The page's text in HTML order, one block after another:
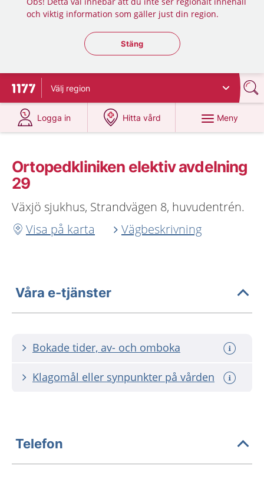
och viktig information som gäller just din region.
Stäng regionsväljaren
Stäng
Till startsidan för 1177
Välj region
Logga in
på 1177.se
Hitta vård
på 1177.se
Meny
Ortopedkliniken elektiv avdelning
29
Växjö sjukhus, Strandvägen 8, huvudentrén.
Visa på karta
Vägbeskrivning
Våra e-tjänster
Bokade tider, av- och omboka
Klagomål eller synpunkter på vården
Telefon